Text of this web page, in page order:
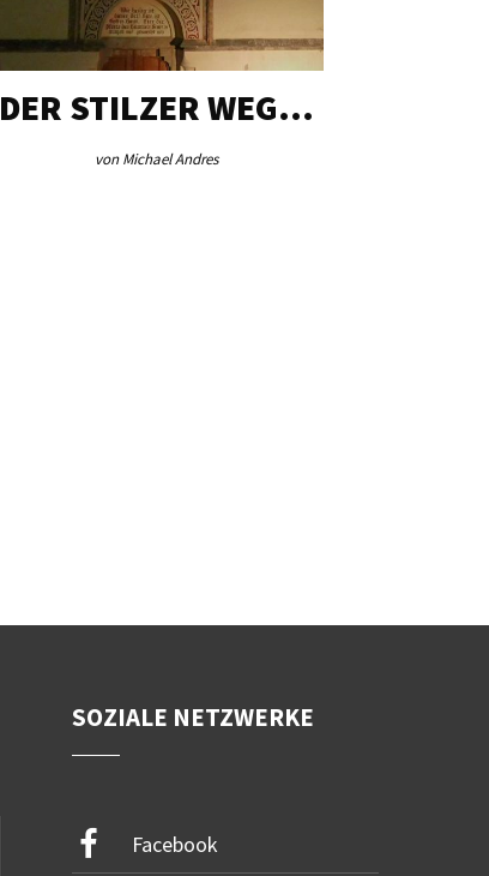
DER STILZER WEG…
von Michael Andres
SOZIALE NETZWERKE
Facebook